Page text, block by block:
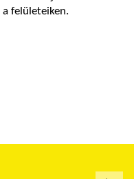
felületeiken.